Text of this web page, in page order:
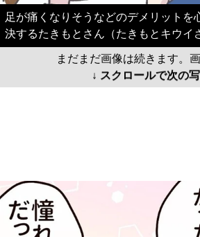
足が痛くなりそうなどのデメリットを
決するたきもとさん（たきもとキウイ
まだまだ画像は続きます。画
↓ スクロールで次の